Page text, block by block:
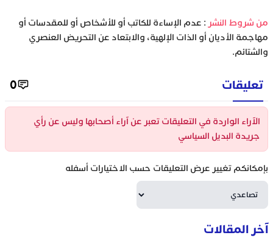
‫من شروط النشر : عدم الإساءة للكاتب أو للأشخاص أو للمقدسات أو
مهاجمة الأديان أو الذات الإلهية، والابتعاد عن التحريض العنصري
والشتائم.
تعليقات 0
الآراء الواردة في التعليقات تعبر عن آراء أصحابها وليس عن رأي
جريدة البديل السياسي
بإمكانكم تغيير عرض التعليقات حسب الاختيارات أسفله
آخر المقالات